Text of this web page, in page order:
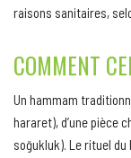
raisons sanitaires,
COMMENT
Un hammam
hararet), d’une pièce
soğukluk). Le rituel